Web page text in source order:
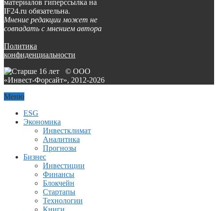
материалов гиперссылка на
IF24.ru обязательна.
Мнение редакции может не
совпадать с мнением автора
Политика
конфиденциальности
© ООО
«Инвест-Форсайт», 2012-2026
Меню
ESG
Экономика
Инвестклимат
Аналитика
Прогнозы
Бизнес
Инвестиции
Финансы
Блокчейн
Стартапы
Технологии
Книги